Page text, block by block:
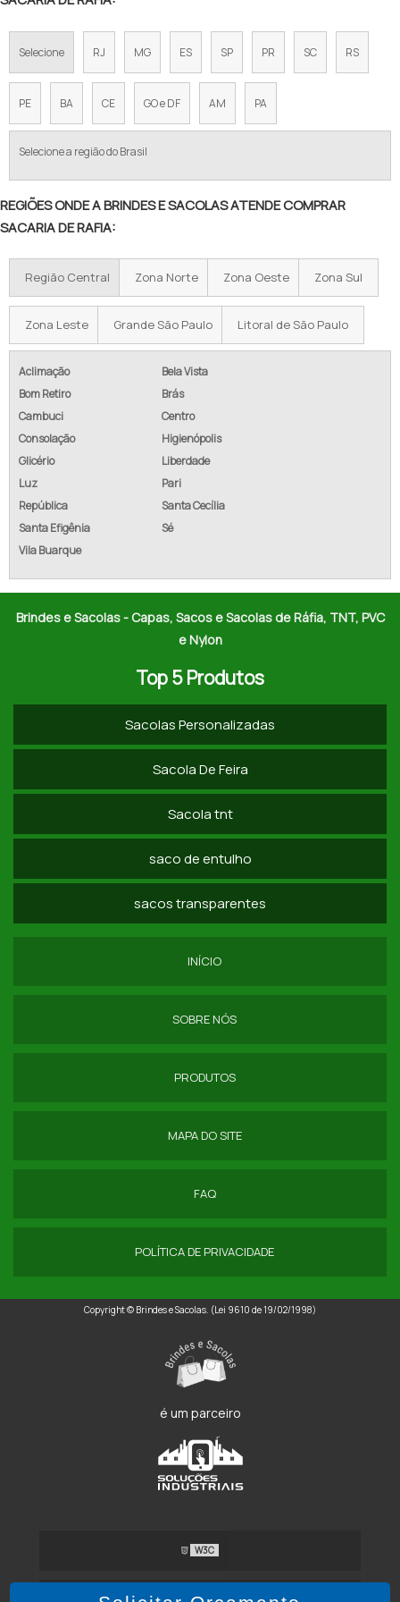
TECIDO RÁFIA PARA SACOLAS
SACOLAS DE RÁFIA EM SP
SACOLA DE RAFIA PARA CESTA BÁSICA
SACOLA DE RAFIA COM ZÍPER
SACOLA DE RAFIA COM ALÇA
SACOLA DE RAFIA PRONTA ENTREGA
SACOLA DE RAFIA VAREJO
SACOLAS DE RÁFIA COMPRAR
PREÇO DE SACOLA DE RÁFIA
EMPRESAS DE SACOLAS DE RÁFIA
VENDA DE SACOLAS DE RÁFIA
COTAR SACOLAS DE RÁFIA
COMPRAR SACOLAS DE RÁFIA
SACO RÁFIA PARA ENTULHO
SACOLA DE RÁFIA LAMINADA PERSONALIZADA
SACOLAS ECOLÓGICAS RÁFIA
COMPRAR SACO DE RAFIA SP
SACOLA DE RAFIA COM ALÇA PREÇO
SACOLA RAFIA GRANDE SP
COMPRA DE SACOS LAMINADOS
EMBALAGEM PARA CARVÃO
FABRICANTES DE SACARIA DE RÁFIA
FÁBRICA DE SACARIA DE RÁFIA
INDÚSTRIA DE SACARIA DE RÁFIA
SACOLAS PLÁSTICAS
Selecione RJ MG ES SP PR SC RS
PE BA CE GO e DF AM PA
Selecione a região do Brasil
REGIÕES ONDE A BRINDES E SACOLAS ATENDE COMPRAR
SACARIA DE RAFIA:
Região Central Zona Norte Zona Oeste Zona Sul
Zona Leste Grande São Paulo Litoral de São Paulo
Aclimação
Bela Vista
Bom Retiro
Brás
Cambuci
Centro
Consolação
Higienópolis
Glicério
Liberdade
Luz
Pari
República
Santa Cecília
Santa Efigênia
Sé
Vila Buarque
Brindes e Sacolas - Capas, Sacos e Sacolas de Ráfia, TNT, PVC
e Nylon
Top 5 Produtos
Sacolas Personalizadas
Sacola De Feira
Sacola tnt
saco de entulho
sacos transparentes
INÍCIO
SOBRE NÓS
PRODUTOS
MAPA DO SITE
FAQ
POLÍTICA DE PRIVACIDADE
Copyright © Brindes e Sacolas. (Lei 9610 de 19/02/1998)
é um parceiro
W3C